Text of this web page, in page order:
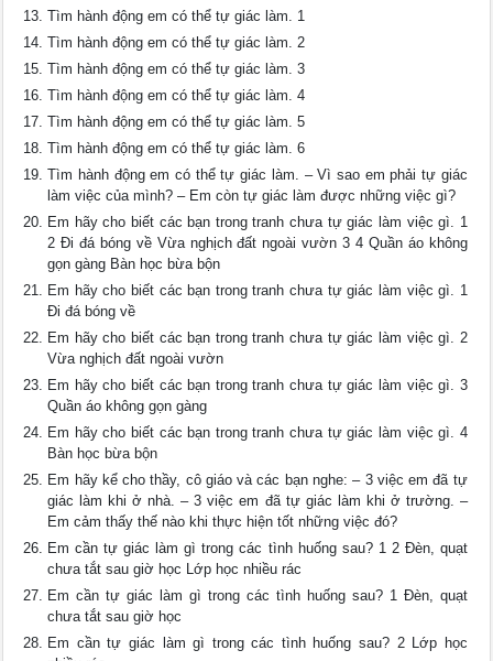
Tìm hành động em có thể tự giác làm. 1
Tìm hành động em có thể tự giác làm. 2
Tìm hành động em có thể tự giác làm. 3
Tìm hành động em có thể tự giác làm. 4
Tìm hành động em có thể tự giác làm. 5
Tìm hành động em có thể tự giác làm. 6
Tìm hành động em có thể tự giác làm. ‒ Vì sao em phải tự giác
làm việc của mình? ‒ Em còn tự giác làm được những việc gì?
Em hãy cho biết các bạn trong tranh chưa tự giác làm việc gì. 1
2 Đi đá bóng về Vừa nghịch đất ngoài vườn 3 4 Quần áo không
gọn gàng Bàn học bừa bộn
Em hãy cho biết các bạn trong tranh chưa tự giác làm việc gì. 1
Đi đá bóng về
Em hãy cho biết các bạn trong tranh chưa tự giác làm việc gì. 2
Vừa nghịch đất ngoài vườn
Em hãy cho biết các bạn trong tranh chưa tự giác làm việc gì. 3
Quần áo không gọn gàng
Em hãy cho biết các bạn trong tranh chưa tự giác làm việc gì. 4
Bàn học bừa bộn
Em hãy kể cho thầy, cô giáo và các bạn nghe: – 3 việc em đã tự
giác làm khi ở nhà. – 3 việc em đã tự giác làm khi ở trường. –
Em cảm thấy thế nào khi thực hiện tốt những việc đó?
Em cần tự giác làm gì trong các tình huống sau? 1 2 Đèn, quạt
chưa tắt sau giờ học Lớp học nhiều rác
Em cần tự giác làm gì trong các tình huống sau? 1 Đèn, quạt
chưa tắt sau giờ học
Em cần tự giác làm gì trong các tình huống sau? 2 Lớp học